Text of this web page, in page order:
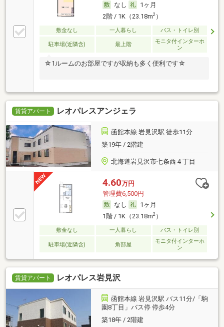
なし
1ヶ月
2階 / 1K（23.18m2）
敷金なし 一人暮らし バス・トイレ別
駐車場(近隣含) 最上階
モニタ付インターホ
ン
☆1ルームのお部屋ですが収納も多く便利です☆
賃貸アパート レオパレスアンジェラ
函館本線 岩見沢駅 徒歩11分
築19年 / 2階建
北海道岩見沢市七条西４丁目
4.60万円
管理費6,500円
なし
1ヶ月
1階 / 1K（23.18m2）
敷金なし 一人暮らし バス・トイレ別
駐車場(近隣含) 角部屋
モニタ付インターホ
ン
賃貸アパート レオパレス岩見沢
函館本線 岩見沢駅 バス11分/「駒
園8丁目」バス停 停歩4分
築18年 / 2階建